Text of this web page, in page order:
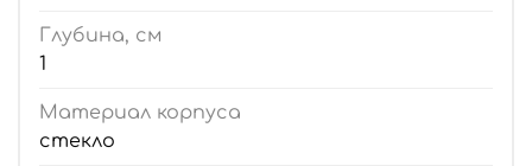
Глубина, см
1
Материал корпуса
стекло